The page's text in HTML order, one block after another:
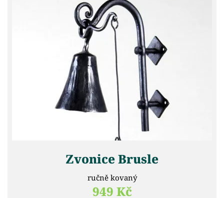
Zvonice Brusle
ručně kovaný
949 Kč